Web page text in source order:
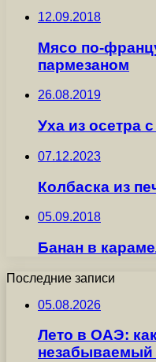
12.09.2018
Мясо по-
пармезаном
26.08.2019
Уха из осетра
07.12.2023
Колбаска из
05.09.2018
Банан в
Последние записи
05.08.2026
Лето в ОАЭ:
незабываемый